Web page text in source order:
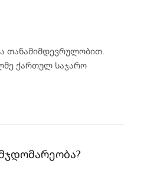
თანამიმდევრულობით.
ქართულ საჯარო